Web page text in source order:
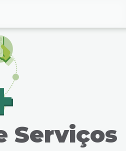
Serviços